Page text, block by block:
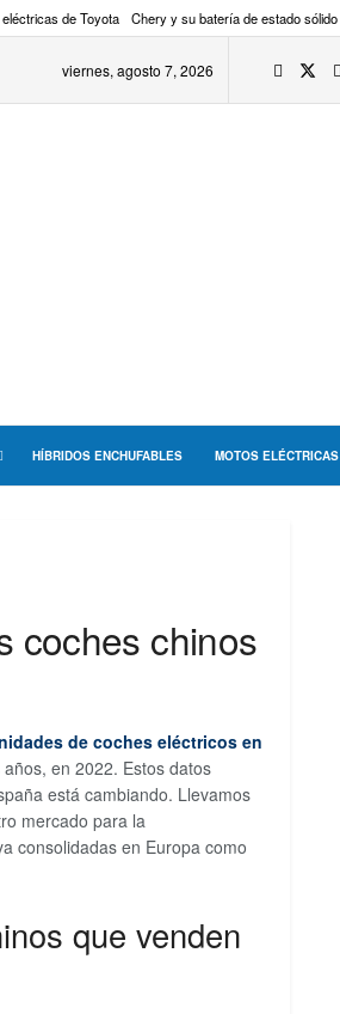
de Toyota Chery y su batería de estado sólido
viernes, agosto 7, 2026
HÍBRIDOS ENCHUFABLES MOTOS ELÉCTRICAS
coches chinos
de coches eléctricos en
en 2022. Estos datos
está cambiando. Llevamos
mercado para la
consolidadas en Europa como
que venden